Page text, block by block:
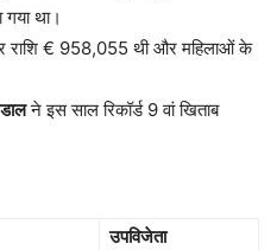
था।
राशि € 958,055 थी और महिलाओं के
ने इस साल रिकॉर्ड 9 वां खिताब
उपविजेता